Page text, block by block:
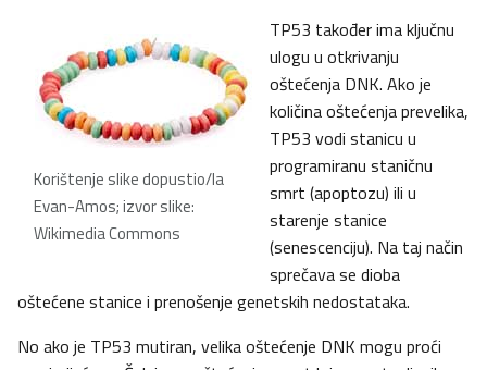
Korištenje slike dopustio/la
Evan-Amos; izvor slike:
Wikimedia Commons
TP53 također ima ključnu
ulogu u otkrivanju
oštećenja DNK. Ako je
količina oštećenja prevelika,
TP53 vodi stanicu u
programiranu staničnu
smrt (apoptozu) ili u
starenje stanice
(senescenciju). Na taj način
sprečava se dioba
oštećene stanice i prenošenje genetskih nedostataka.
No ako je TP53 mutiran, velika oštećenje DNK mogu proći